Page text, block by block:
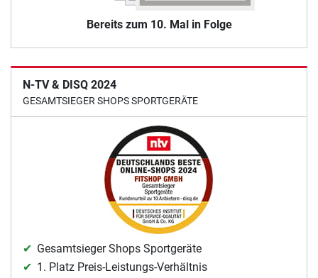
Bereits zum 10. Mal in Folge
N-TV & DISQ 2024
GESAMTSIEGER SHOPS SPORTGERÄTE
Gesamtsieger Shops Sportgeräte
1. Platz Preis-Leistungs-Verhältnis